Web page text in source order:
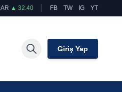
▲ 32.40 FB TW IG YT
Giriş Yap